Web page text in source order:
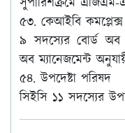
সুপারিশক্রমে
৫৩. কেআইবি কমপ্লেক্স
৯ সদস্যের বোর্ড অব
অব ম্যানেজমেন্ট
৫৪. উপদেষ্টা পরিষদ
সিইসি ১১ সদস্যের